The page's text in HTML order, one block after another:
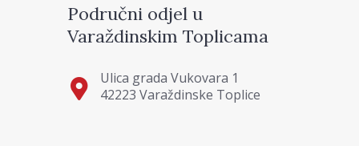
Područni odjel u
Varaždinskim Toplicama
Ulica grada Vukovara 1
42223 Varaždinske Toplice